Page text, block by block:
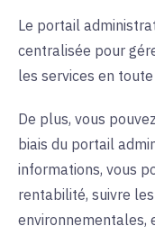
Le portail
centralisée pour
les services en
De plus, vous
biais du portail
informations, vous
rentabilité, suivre
environnementales,